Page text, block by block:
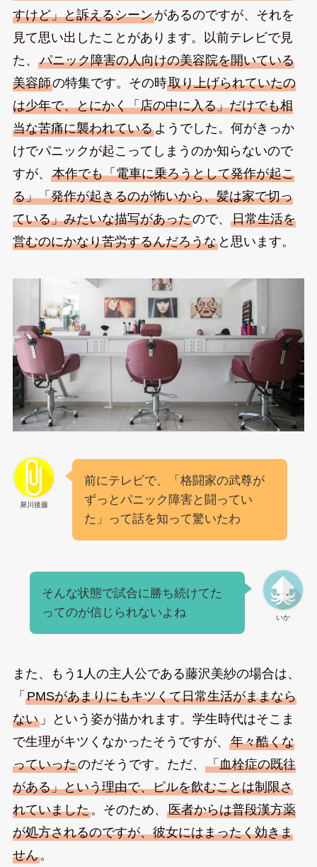
すけど」と訴えるシーンがあるのですが、それを
見て思い出したことがあります。以前テレビで見
た、 パニック障害の人向けの美容院を開いている
美容師の特集です。その時取り上げられていたの
は少年で、とにかく「店の中に入る」だけでも相
当な苦痛に襲われているようでした。何がきっか
けでパニックが起こってしまうのか知らないので
すが、 本作でも「電車に乗ろうとして発作が起こ
る」「発作が起きるのが怖いから、髪は家で切っ
ている」みたいな描写があったので、 日常生活を
営むのにかなり苦労するんだろうなと思います。
犀川後藤
前にテレビで、「格闘家の武尊が
ずっとパニック障害と闘ってい
た」って話を知って驚いたわ
いか
そんな状態で試合に勝ち続けてた
ってのが信じられないよね
また、もう1人の主人公である藤沢美紗の場合は、
「 PMSがあまりにもキツくて日常生活がままなら
ない」という姿が描かれます。学生時代はそこま
で生理がキツくなかったそうですが、 年々酷くな
っていったのだそうです。ただ、 「血栓症の既往
がある」という理由で、ピルを飲むことは制限さ
れていました。そのため、 医者からは普段漢方薬
が処方されるのですが、彼女にはまったく効きま
せん。